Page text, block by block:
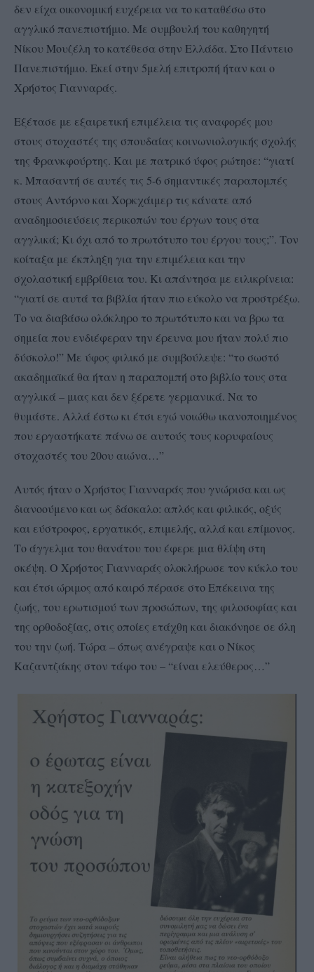
δεν είχα οικονομική ευχέρεια να το καταθέσω στο
αγγλικό πανεπιστήμιο. Με συμβουλή του καθηγητή
Νίκου Μουζέλη το κατέθεσα στην Ελλάδα. Στο Πάντειο
Πανεπιστήμιο. Εκεί στην 5μελή επιτροπή ήταν και ο
Χρήστος Γιανναράς.
Εξέτασε με εξαιρετική επιμέλεια τις αναφορές μου
στους στοχαστές της σπουδαίας κοινωνιολογικής σχολής
της Φρανκφούρτης. Και με πατρικό ύφος ρώτησε: “γιατί
κ. Μπασαντή σε αυτές τις 5-6 σημαντικές παραπομπές
στους Αντόρνο και Χορκχάιμερ τις κάνατε από
αναδημοσιεύσεις περικοπών του έργων τους στα
αγγλικά; Κι όχι από το πρωτότυπο του έργου τους;”. Τον
κοίταξα με έκπληξη για την επιμέλεια και την
σχολαστική εμβρίθεια του. Κι απάντησα με ειλικρίνεια:
“γιατί σε αυτά τα βιβλία ήταν πιο εύκολο να προστρέξω.
Το να διαβάσω ολόκληρο το πρωτότυπο και να βρω τα
σημεία που ενδιέφεραν την έρευνα μου ήταν πολύ πιο
δύσκολο!” Με ύφος φιλικό με συμβούλεψε: “το σωστό
ακαδημαϊκά θα ήταν η παραπομπή στο βιβλίο τους στα
αγγλικά – μιας και δεν ξέρετε γερμανικά. Να το
θυμάστε. Αλλά έστω κι έτσι εγώ νοιώθω ικανοποιημένος
που εργαστήκατε πάνω σε αυτούς τους κορυφαίους
στοχαστές του 20ου αιώνα…”
Αυτός ήταν ο Χρήστος Γιανναράς που γνώρισα και ως
διανοούμενο και ως δάσκαλο: απλός και φιλικός, οξύς
και εύστροφος, εργατικός, επιμελής, αλλά και επίμονος.
Το άγγελμα του θανάτου του έφερε μια θλίψη στη
σκέψη. Ο Χρήστος Γιανναράς ολοκλήρωσε τον κύκλο του
και έτσι ώριμος από καιρό πέρασε στο Επέκεινα της
ζωής, του ερωτισμού των προσώπων, της φιλοσοφίας και
της ορθοδοξίας, στις οποίες ετάχθη και διακόνησε σε όλη
του την ζωή. Τώρα – όπως ανέγραψε και ο Νίκος
Καζαντζάκης στον τάφο του – “είναι ελεύθερος…”